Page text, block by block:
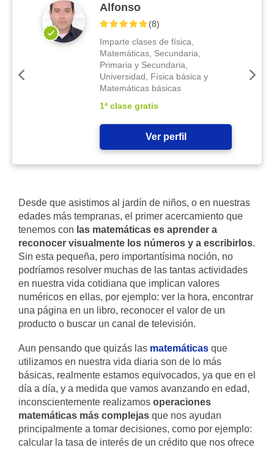
Alfonso
(8)
Imparte clases de física,
Matemáticas, Secundaria,
Primaria y Secundaria,
Universidad, Física básica y
Matemáticas básicas
1ª clase gratis
Ver perfil
Desde que asistimos al jardín de niños, o en nuestras
edades más tempranas, el primer acercamiento que
tenemos con las matemáticas es aprender a
reconocer visualmente los números y a escribirlos.
Sin esta pequeña, pero importantísima noción, no
podríamos resolver muchas de las tantas actividades
en nuestra vida cotidiana que implican valores
numéricos en ellas, por ejemplo: ver la hora, encontrar
una página en un libro, reconocer el valor de un
producto o buscar un canal de televisión.
Aun pensando que quizás las matemáticas que
utilizamos en nuestra vida diaria son de lo más
básicas, realmente estamos equivocados, ya que en el
día a día, y a medida que vamos avanzando en edad,
inconscientemente realizamos operaciones
matemáticas más complejas que nos ayudan
principalmente a tomar decisiones, como por ejemplo:
calcular la tasa de interés de un crédito que nos ofrece